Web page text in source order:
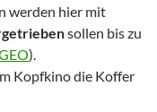
werden hier mit
sollen bis zu
).
Kopfkino die Koffer